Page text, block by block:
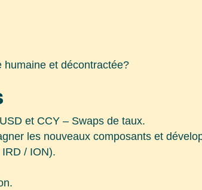
humaine et décontractée?
et CCY – Swaps de taux.
les nouveaux composants et
/ ION).